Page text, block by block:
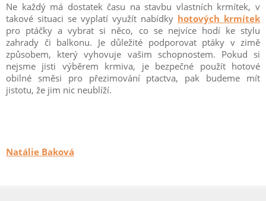
Ne každý má dostatek času na stavbu vlastních krmítek, v
takové situaci se vyplatí využít nabídky hotových krmítek
pro ptáčky a vybrat si něco, co se nejvíce hodí ke stylu
zahrady či balkonu. Je důležité podporovat ptáky v zimě
způsobem, který vyhovuje vašim schopnostem. Pokud si
nejsme jisti výběrem krmiva, je bezpečné použít hotové
obilné směsi pro přezimování ptactva, pak budeme mít
jistotu, že jim nic neublíží.
Natálie Baková